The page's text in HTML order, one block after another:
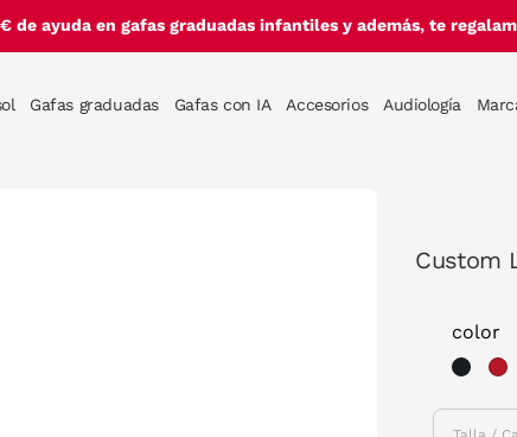
de ayuda en gafas graduadas infantiles y además, te
Gafas graduadas Gafas con IA Accesorios Audiología
Custom
color